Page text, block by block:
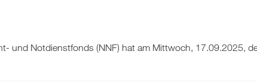
und Notdienstfonds (NNF) hat am Mittwoch, 17.09.2025,